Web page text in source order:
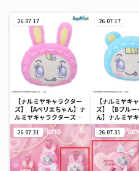
26.07.17
【ナルミヤキャラクター
ズ】【Aベリエちゃん】ナ
ルミヤキャラクターズ
[PtZ]フェイスクッショ
ン‐ベリエちゃん‐
26.07.17
【ナルミヤキ
ズ】【Bブルー
ん】ナルミヤ
ーズ [PtZ]フ
ション‐ベリ
26.07.31 26.07.31